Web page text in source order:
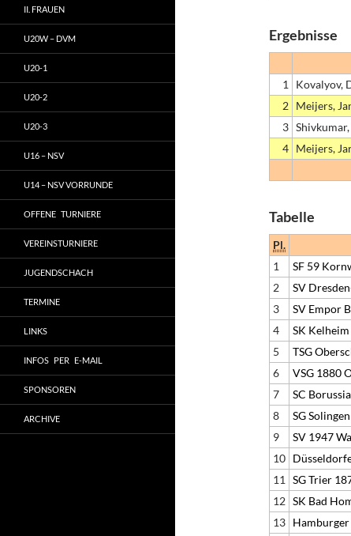
Ergebnisse
1
Kovalyov,
2 Meijers,
3
4 Meijers,
Tabelle
Pl.
1
SF 59
2
SV
3
SV Empor
4
SK
5
TSG
6
VSG 1880
7
SC
8
SG Solingen
9
SV 1947
10
11
SG Trier
12 SK Bad
13 Hamburger
II. FRAUEN
U20W – DVM
U20-1
U20-2
U20-3
U16 – NSV
U14 – NSV VORRUNDE
OFFENE TURNIERE
VEREINSTURNIERE
JUGENDSCHACH
TERMINE
LINKS
INFOS PER E-MAIL
SPONSOREN
ARCHIVE